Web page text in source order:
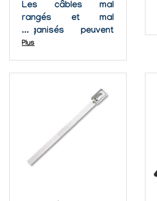
Les câbles mal
rangés et mal
organisés peuvent
être une horreur et un
continus Panduit Tak-
Ty®, la gestion de
câble est rapide,
facile et accessible.
Protégez-vous ainsi
que vos
Plus